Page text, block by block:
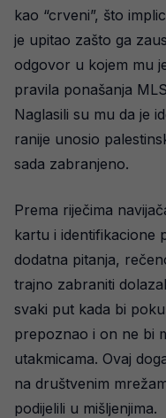
kao “crveni”, što
je upitao zašto ga
odgovor u kojem mu
pravila ponašanja
Naglasili su mu da je
ranije unosio
sada zabranjeno.
Prema riječima
kartu i identifikacione
dodatna pitanja,
trajno zabraniti
svaki put kada bi
prepoznao i on ne bi
utakmicama. Ovaj
na društvenim
podijelili u mišljenjima.